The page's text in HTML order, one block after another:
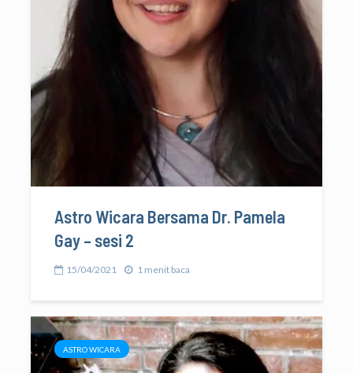
Astro Wicara Bersama Dr. Pamela
Gay – sesi 2
15/04/2021 1 menit baca
ASTRO WICARA